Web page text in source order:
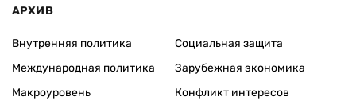
АРХИВ
Внутренняя политика
Международная политика
Макроуровень
Социальная защита
Зарубежная экономика
Конфликт интересов